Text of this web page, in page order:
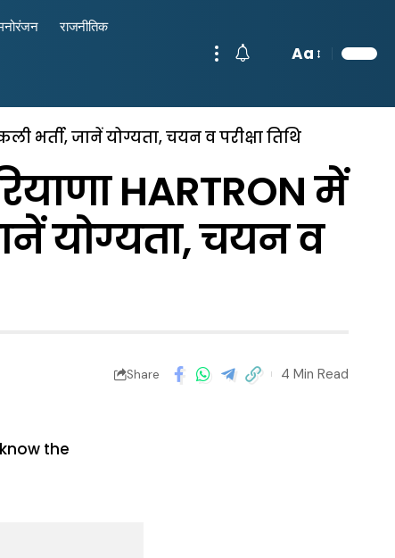
राजनीतिक
Aa
भर्ती, जानें योग्यता, चयन व परीक्षा तिथि
HARTRON में
योग्यता, चयन व
Share 4 Min Read